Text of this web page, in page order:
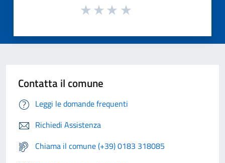
Contatta il comune
Leggi le domande frequenti
Richiedi Assistenza
Chiama il comune (+39) 0183 318085